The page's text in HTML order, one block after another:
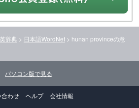
辞典 > 日本語WordNet > hunan provinceの意
パソコン版で見る
合わせ ヘルプ 会社情報